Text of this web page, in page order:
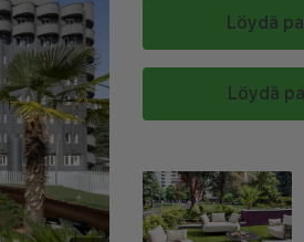
Löydä
Löydä